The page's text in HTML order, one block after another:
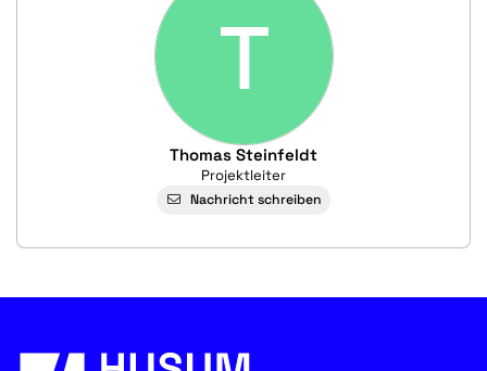
T
Thomas Steinfeldt
Projektleiter
Nachricht schreiben